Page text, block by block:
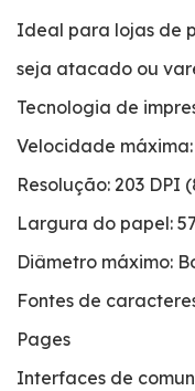
Ideal para lojas de
seja atacado ou
Tecnologia de
Velocidade
Resolução: 203 DPI
Largura do papel:
Diâmetro máximo:
Fontes de
Pages
Interfaces de